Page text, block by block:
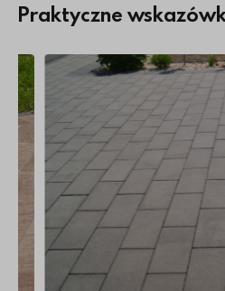
Praktyczne
producenta
Więcej o Impregnacja